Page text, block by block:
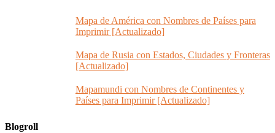
Mapa de América con Nombres de Países para
Imprimir [Actualizado]
Mapa de Rusia con Estados, Ciudades y Fronteras
[Actualizado]
Mapamundi con Nombres de Continentes y
Países para Imprimir [Actualizado]
Blogroll